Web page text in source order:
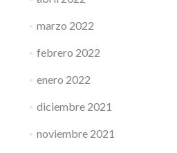
marzo 2022
febrero 2022
enero 2022
diciembre 2021
noviembre 2021